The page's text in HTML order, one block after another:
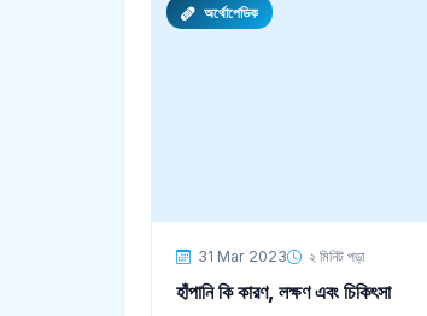
অর্থোপেডিক
31 Mar 2023 ২ মিনিট পড়া
হাঁপানি কি কারণ, লক্ষণ এবং চিকিৎসা